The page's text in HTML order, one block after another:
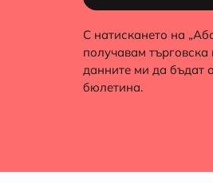
ALTERNATIVE:
С натискането на
получавам
данните ми да бъдат
бюлетина.